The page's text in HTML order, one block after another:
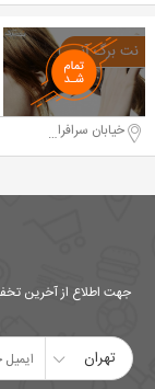
خیابان سرافرازان
جهت اطلاع از آخرین
تهران